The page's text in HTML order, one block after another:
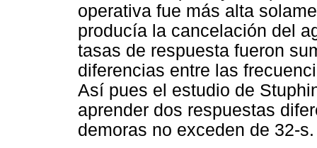
operativa fue más alta
producía la cancelación del
tasas de respuesta fueron
diferencias entre las
Así pues el estudio de
aprender dos respuestas
demoras no exceden de 32-s.